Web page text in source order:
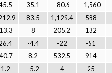
35.1 -80.6 -1,560
83.5 1,129.4
588
8 205.2
132
-4.4 -22
-51
8.2 532.5 914
-5.2 4
25